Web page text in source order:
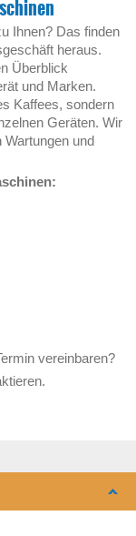
Ihnen? Das finden
heraus.
Überblick
und Marken.
Kaffees, sondern
Geräten. Wir
Wartungen und
vereinbaren?